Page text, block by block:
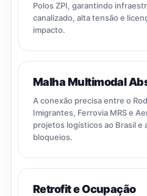
Polos ZPI, garantindo
canalizado, alta tensão e
impacto.
Malha Multimodal
A conexão precisa entre o
Imigrantes, Ferrovia MRS e
projetos logísticos ao Brasil e
bloqueios.
Retrofit e Ocupação